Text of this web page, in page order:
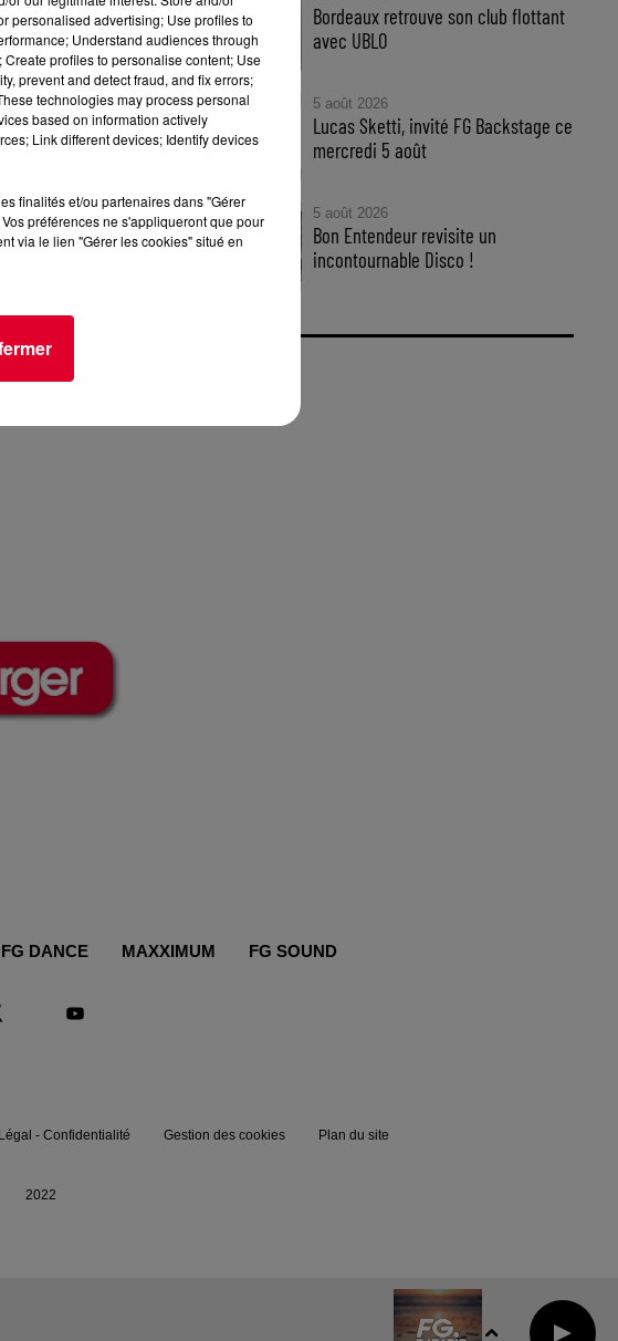
«Parabel».
d'Antoine
Bordeaux retrouve son club flottant
avec UBLO
5 août 2026
Lucas Sketti, invité FG Backstage ce
mercredi 5 août
5 août 2026
Bon Entendeur revisite un
incontournable Disco !
FG DANCE MAXXIMUM FG SOUND
Légal - Confidentialité Gestion des cookies Plan du site
2022
personalised advertising; Use profiles to
Understand audiences through
profiles to personalise content; Use
prevent and detect fraud, and fix errors;
technologies may process personal
based on information actively
Link different devices; Identify devices
finalités et/ou partenaires dans "Gérer
préférences ne s'appliqueront que pour
via le lien "Gérer les cookies" situé en